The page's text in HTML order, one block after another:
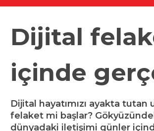
Dijital
içinde
Dijital hayatımızı ayakta tutan
felaket mi başlar?
dünyadaki iletişimi günler